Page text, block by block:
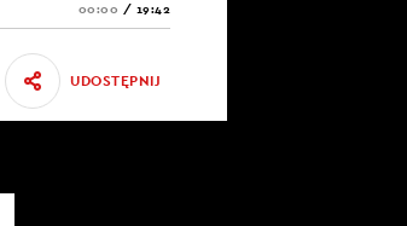
00:00 / 19:42
UDOSTĘPNIJ